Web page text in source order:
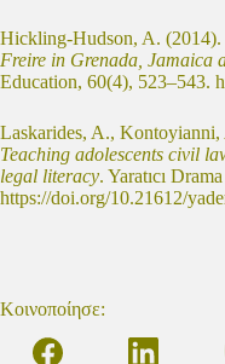
Hickling-Hudson, A. (2014).
Freire in Grenada, Jamaica
Education, 60(4), 523–543.
Laskarides, A.,
Teaching adolescents civil
legal literacy. Yaratıcı
https://doi.org/10.21612/
Κοινοποίησε: